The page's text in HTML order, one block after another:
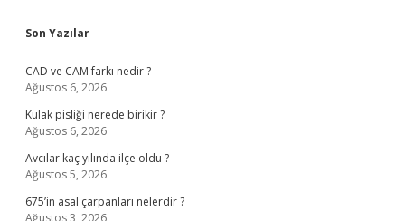
Sidebar
Son Yazılar
CAD ve CAM farkı nedir ?
Ağustos 6, 2026
Kulak pisliği nerede birikir ?
Ağustos 6, 2026
Avcılar kaç yılında ilçe oldu ?
Ağustos 5, 2026
675’in asal çarpanları nelerdir ?
Ağustos 3, 2026